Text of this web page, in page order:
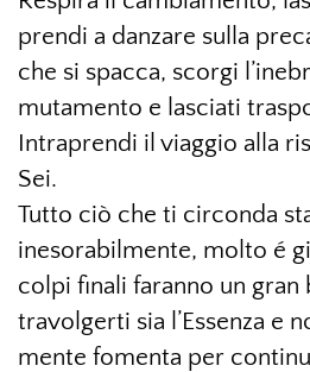
prendi a danzare sulla
che si spacca, scorgi
mutamento e lasciati
Intraprendi il viaggio alla
Sei.
Tutto ciò che ti circonda
inesorabilmente, molto é
colpi finali faranno un gran
travolgerti sia l’Essenza e
mente fomenta per